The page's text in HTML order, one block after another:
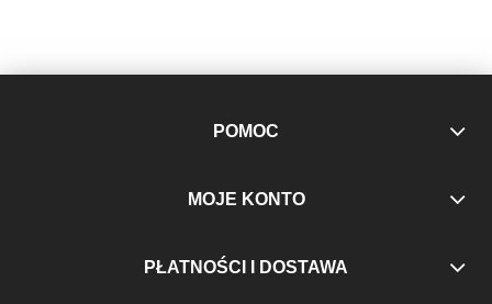
POMOC
MOJE KONTO
PŁATNOŚCI I DOSTAWA